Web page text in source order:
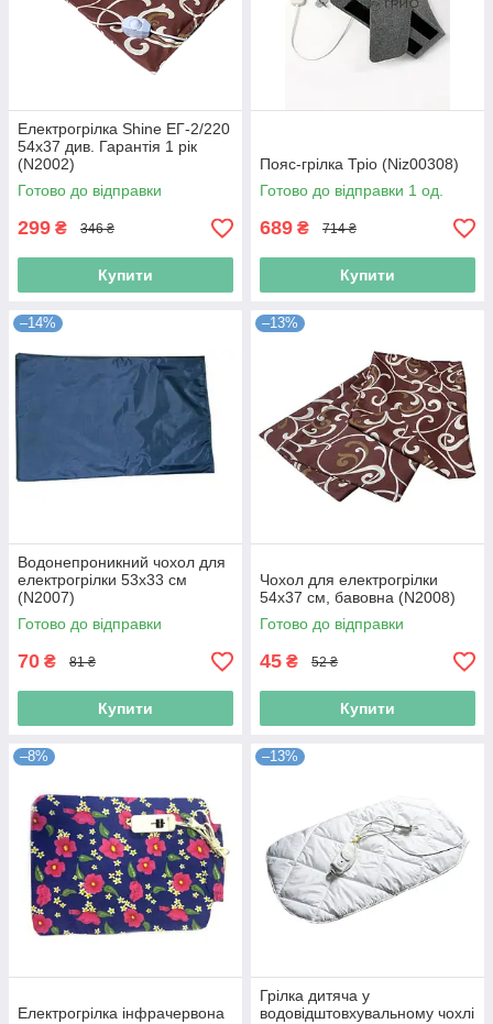
Електрогрілка Shine ЕГ-2/220
54x37 див. Гарантія 1 рік
(N2002)
Готово до відправки
299 ₴ 346 ₴
Купити
Пояс-грілка Тріо (Niz00308)
Готово до відправки 1 од.
689 ₴ 714 ₴
Купити
–14%
Водонепроникний чохол для
електрогрілки 53х33 см
(N2007)
Готово до відправки
70 ₴ 81 ₴
Купити
–13%
Чохол для електрогрілки
54х37 см, бавовна (N2008)
Готово до відправки
45 ₴ 52 ₴
Купити
–8%
Електрогрілка інфрачервона
–13%
Грілка дитяча у
водовідштовхувальному чохлі